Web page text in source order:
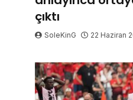
çıktı
SoleKinG 22 Haziran